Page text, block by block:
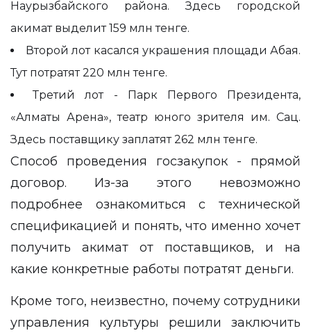
Наурызбайского района. Здесь городской
акимат выделит 159 млн тенге.
Второй лоткасался украшения площади Абая.
Тут потратят 220 млн тенге.
Третий лот- Парк Первого Президента,
«Алматы Арена», театр юного зрителя им. Сац.
Здесь поставщику заплатят 262 млн тенге.
Способ проведения госзакупок - прямой
договор. Из-за этого невозможно
подробнее ознакомиться с технической
спецификацией и понять, что именно хочет
получить акимат от поставщиков, и на
какие конкретные работы потратят деньги.
Кроме того, неизвестно, почему сотрудники
управления культуры решили заключить